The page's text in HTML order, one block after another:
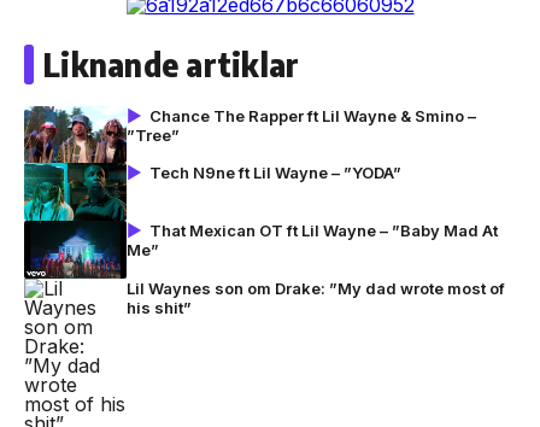
Liknande artiklar
Chance The Rapper ft Lil Wayne & Smino –
”Tree”
Tech N9ne ft Lil Wayne – ”YODA”
That Mexican OT ft Lil Wayne – ”Baby Mad At
Me”
Lil Waynes son om Drake: ”My dad wrote most of
his shit”